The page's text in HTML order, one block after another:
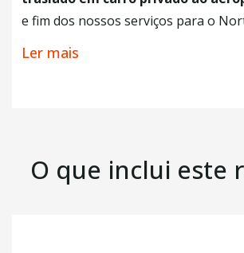
e fim dos nossos serviços para o
Mesmo assim caso você deseje,
Ler mais
O que inclui este